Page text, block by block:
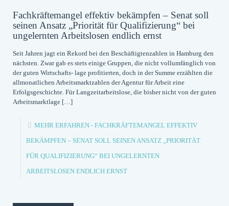
Fachkräftemangel effektiv bekämpfen – Senat soll
seinen Ansatz „Priorität für Qualifizierung“ bei
ungelernten Arbeitslosen endlich ernst
Seit Jahren jagt ein Rekord bei den Beschäftigtenzahlen in Hamburg den
nächsten. Zwar gab es stets einige Gruppen, die nicht vollumfänglich von
der guten Wirtschafts- lage profitierten, doch in der Summe erzählten die
allmonatlichen Arbeitsmarktzahlen der Agentur für Arbeit eine
Erfolgsgeschichte. Für Langzeitarbeitslose, die bisher nicht von der guten
Arbeitsmarktlage […]
MEHR ERFAHREN - FACHKRÄFTEMANGEL EFFEKTIV
BEKÄMPFEN – SENAT SOLL SEINEN ANSATZ „PRIORITÄT
FÜR QUALIFIZIERUNG“ BEI UNGELERNTEN
ARBEITSLOSEN ENDLICH ERNST